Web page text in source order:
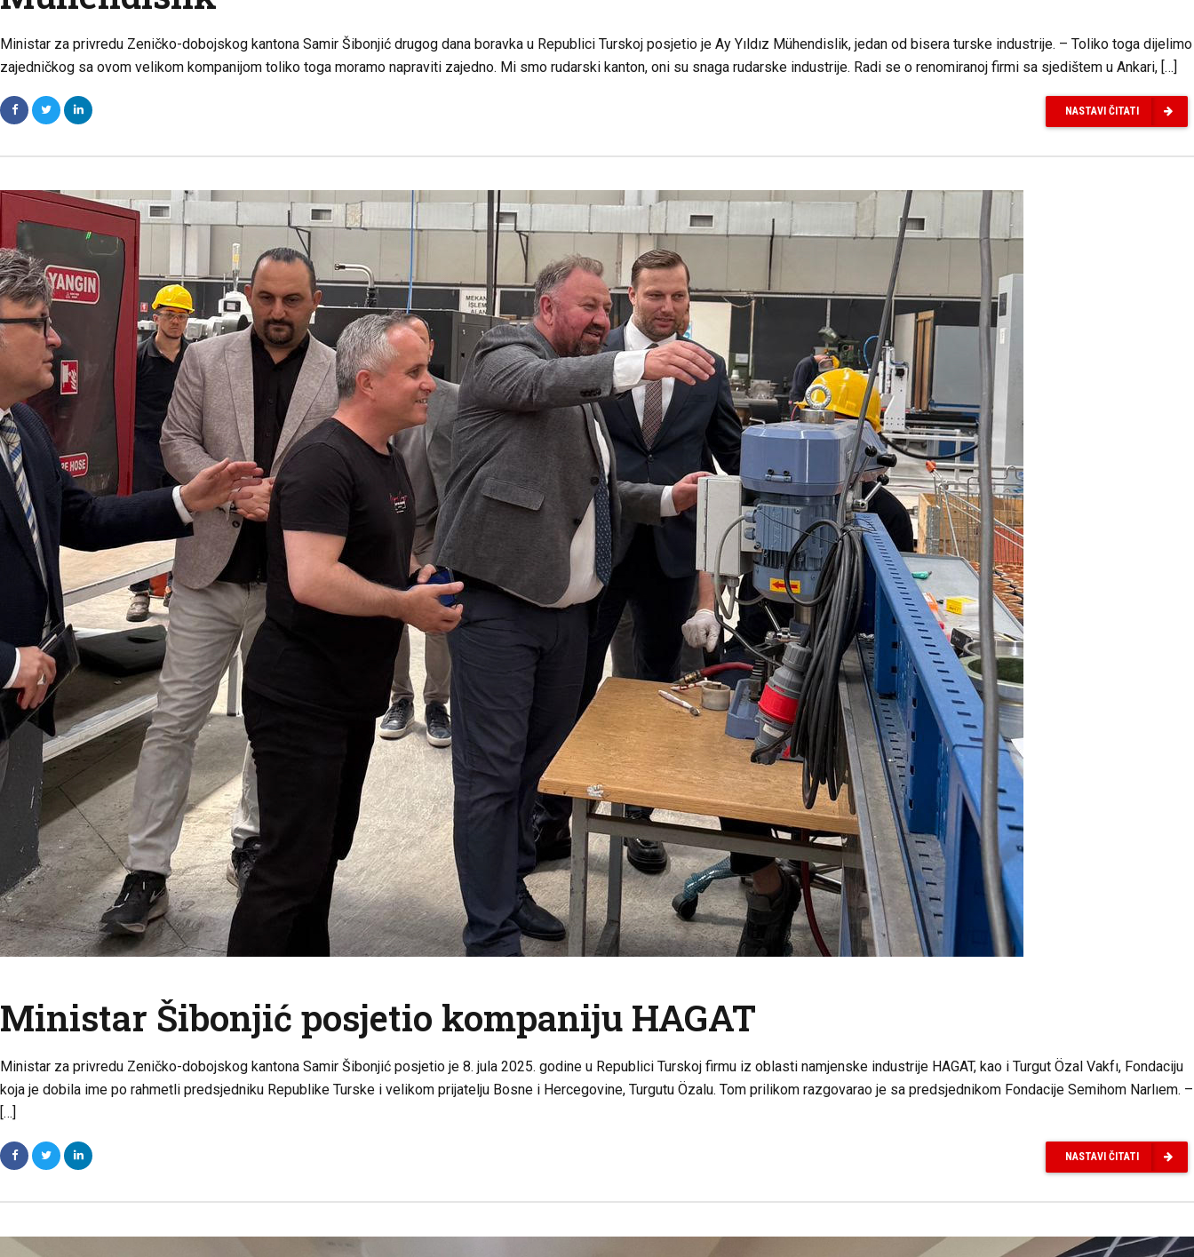
Ministar za privredu Zeničko-dobojskog kantona Samir Šibonjić drugog dana boravka u Republici Turskoj posjetio je Ay Yıldız Mühendislik, jedan od bisera turske industrije. – Toliko toga dijelimo
zajedničkog sa ovom velikom kompanijom toliko toga moramo napraviti zajedno. Mi smo rudarski kanton, oni su snaga rudarske industrije. Radi se o renomiranoj firmi sa sjedištem u Ankari, […]
NASTAVI ČITATI
Ministar Šibonjić posjetio kompaniju HAGAT
Ministar za privredu Zeničko-dobojskog kantona Samir Šibonjić posjetio je 8. jula 2025. godine u Republici Turskoj firmu iz oblasti namjenske industrije HAGAT, kao i Turgut Özal Vakfı, Fondaciju
koja je dobila ime po rahmetli predsjedniku Republike Turske i velikom prijatelju Bosne i Hercegovine, Turgutu Özalu. Tom prilikom razgovarao je sa predsjednikom Fondacije Semihom Narlıem. –
[…]
NASTAVI ČITATI